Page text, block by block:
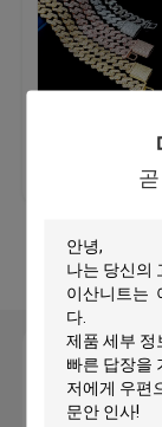
모이산니트
모이사나이
모이산니트
모이산니트
최고